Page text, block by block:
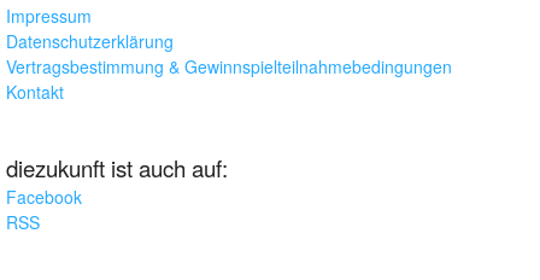
Impressum
Datenschutzerklärung
Vertragsbestimmung & Gewinnspielteilnahmebedingungen
Kontakt
diezukunft ist auch auf:
Facebook
RSS